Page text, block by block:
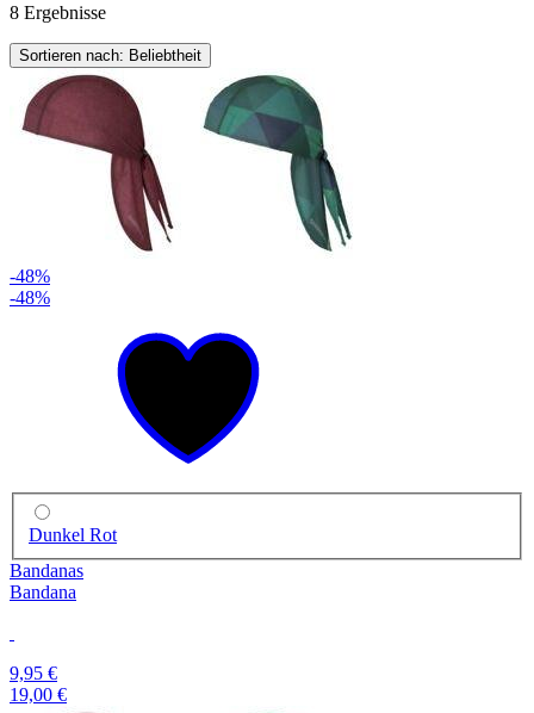
8 Ergebnisse
Sortieren nach: Beliebtheit
-48%
-48%
Dunkel Rot
Bandanas
Bandana
9,95 €
19,00 €